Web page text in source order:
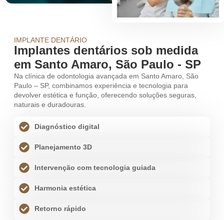
IMPLANTE DENTÁRIO
Implantes dentários sob medida
em Santo Amaro, São Paulo - SP
Na clínica de odontologia avançada em Santo Amaro, São
Paulo – SP, combinamos experiência e tecnologia para
devolver estética e função, oferecendo soluções seguras,
naturais e duradouras.
Diagnóstico digital
Planejamento 3D
Intervenção com tecnologia guiada
Harmonia estética
Retorno rápido